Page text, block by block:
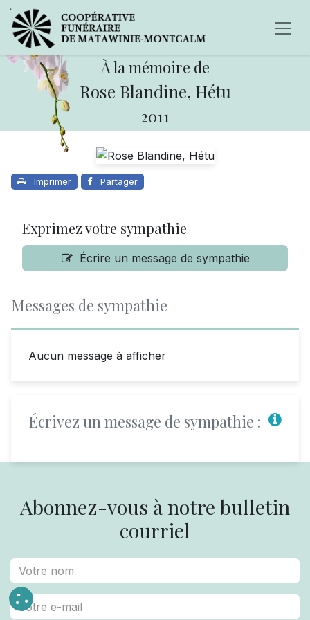
À la mémoire de
Rose Blandine, Hétu
2011
Imprimer Partager
Exprimez votre sympathie
Écrire un message de sympathie
Messages de sympathie
Aucun message à afficher
Écrivez un message de sympathie :
Abonnez-vous à notre bulletin
courriel